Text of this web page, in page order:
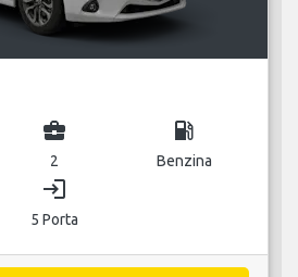
business_center
2
local_gas_station
Benzina
login
5 Porta